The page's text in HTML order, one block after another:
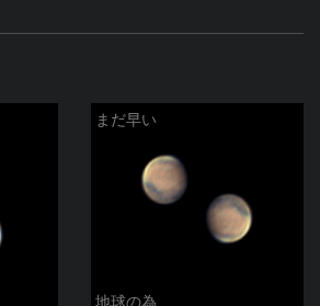
まだ早い
地球の為